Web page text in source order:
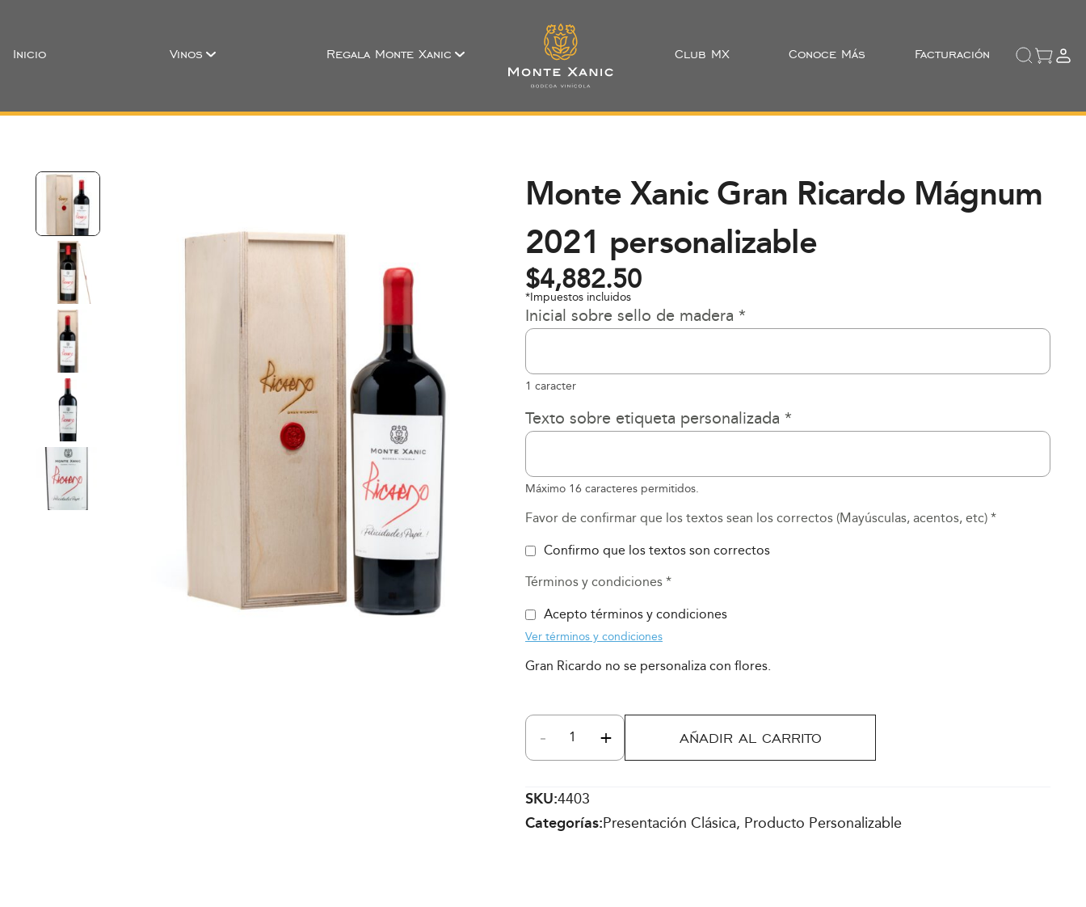
Inicio Vinos Regala Monte Xanic Club MX Conoce Más Facturación
Monte Xanic Gran Ricardo Mágnum
2021 personalizable
$4,882.50
*Impuestos incluidos
Inicial sobre sello de madera *
1 caracter
Texto sobre etiqueta personalizada *
Máximo 16 caracteres permitidos.
Favor de confirmar que los textos sean los correctos (Mayúsculas, acentos, etc)*
Confirmo que los textos son correctos
Términos y condiciones*
Acepto términos y condiciones
Ver términos y condiciones
Gran Ricardo no se personaliza con flores.
-
Monte
Ricardo
Mágnum
2021
+ AÑADIR AL CARRITO
SKU:4403
Categorías:Presentación Clásica, Producto Personalizable